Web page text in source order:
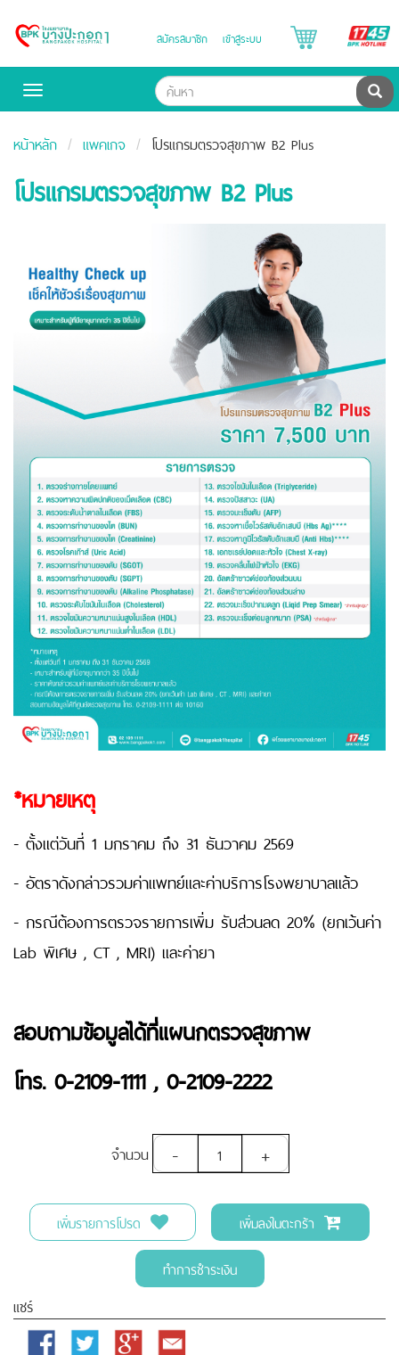
Bangpakok
สมัครสมาชิก เข้าสู่ระบบ
Toggle
ค้น
หน้าหลัก แพคเกจ โปรแกรมตรวจสุขภาพ B2 Plus
โปรแกรมตรวจสุขภาพ B2 Plus
*หมายเหตุ
- ตั้งแต่วันที่ 1 มกราคม ถึง 31 ธันวาคม 2569
- อัตราดังกล่าวรวมค่าแพทย์และค่าบริการโรงพยาบาลแล้ว
- กรณีต้องการตรวจรายการเพิ่ม รับส่วนลด 20% (ยกเว้นค่า
Lab พิเศษ , CT , MRI) และค่ายา
สอบถามข้อมูลได้ที่แผนกตรวจสุขภาพ
โทร. 0-2109-1111 , 0-2109-2222
จำนวน - +
เพิ่มรายการโปรด
เพิ่มลงในตะกร้า
ทำการชำระเงิน
แชร์
Facebook Twitter
Google
Email